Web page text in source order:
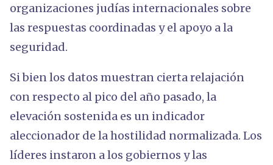
organizaciones judías internacionales sobre
las respuestas coordinadas y el apoyo a la
seguridad.
Si bien los datos muestran cierta relajación
con respecto al pico del año pasado, la
elevación sostenida es un indicador
aleccionador de la hostilidad normalizada. Los
líderes instaron a los gobiernos y las